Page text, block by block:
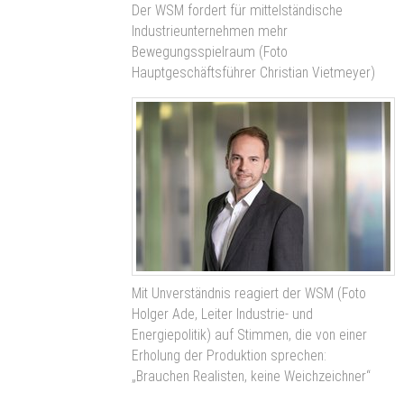
Der WSM fordert für mittelständische
Industrieunternehmen mehr
Bewegungsspielraum (Foto
Hauptgeschäftsführer Christian Vietmeyer)
Mit Unverständnis reagiert der WSM (Foto
Holger Ade, Leiter Industrie- und
Energiepolitik) auf Stimmen, die von einer
Erholung der Produktion sprechen:
„Brauchen Realisten, keine Weichzeichner“